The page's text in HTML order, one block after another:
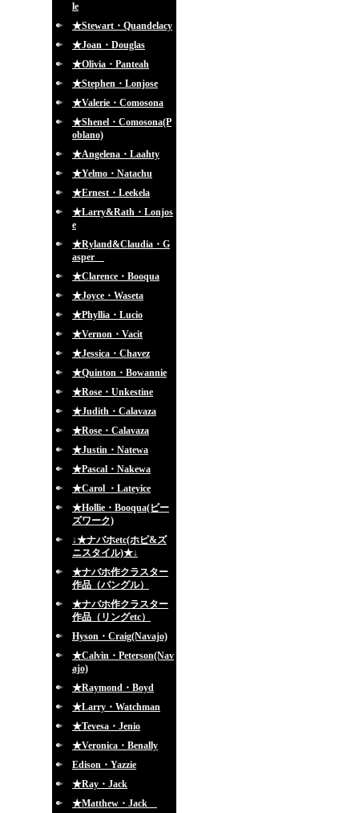
le
★Stewart・Quandelacy
★Joan・Douglas
★Olivia・Panteah
★Stephen・Lonjose
★Valerie・Comosona
★Shenel・Comosona(P
oblano)
★Angelena・Laahty
★Yelmo・Natachu
★Ernest・Leekela
★Larry&Rath・Lonjos
e
★Ryland&Claudia・G
asper
★Clarence・Booqua
★Joyce・Waseta
★Phyllia・Lucio
★Vernon・Vacit
★Jessica・Chavez
★Quinton・Bowannie
★Rose・Unkestine
★Judith・Calavaza
★Rose・Calavaza
★Justin・Natewa
★Pascal・Nakewa
★Carol ・Lateyice
★Hollie・Booqua(ビー
ズワーク)
↓★ナバホetc(ホピ&ズ
ニスタイル)★↓
★ナバホ作クラスター
作品（バングル）
★ナバホ作クラスター
作品（リングetc）
Hyson・Craig(Navajo)
★Calvin・Peterson(Nav
ajo)
★Raymond・Boyd
★Larry・Watchman
★Tevesa・Jenio
★Veronica・Benally
Edison・Yazzie
★Ray・Jack
★Matthew・Jack